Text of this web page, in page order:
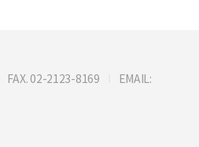
FAX. 02-2123-8169
EMAIL: